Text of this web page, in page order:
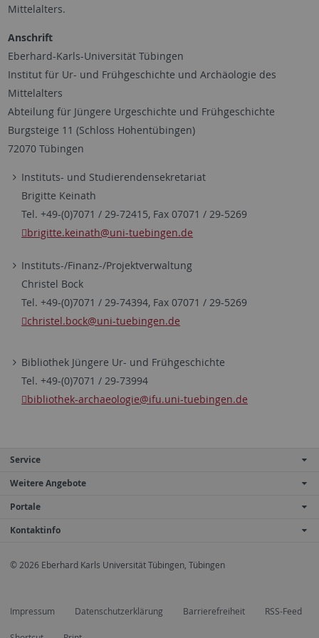
Mittelalters.
Anschrift
Eberhard-Karls-Universität Tübingen
Institut für Ur- und Frühgeschichte und Archäologie des
Mittelalters
Abteilung für Jüngere Urgeschichte und Frühgeschichte
Burgsteige 11 (Schloss Hohentübingen)
72070 Tübingen
Instituts- und Studierendensekretariat
Brigitte Keinath
Tel. +49-(0)7071 / 29-72415, Fax 07071 / 29-5269
brigitte.keinath@uni-tuebingen.de
Instituts-/Finanz-/Projektverwaltung
Christel Bock
Tel. +49-(0)7071 / 29-74394, Fax 07071 / 29-5269
christel.bock@uni-tuebingen.de
Bibliothek Jüngere Ur- und Frühgeschichte
Tel. +49-(0)7071 / 29-73994
bibliothek-archaeologie@ifu.uni-tuebingen.de
Service
Weitere Angebote
Portale
Kontaktinfo
© 2026 Eberhard Karls Universität Tübingen, Tübingen
Impressum Datenschutzerklärung Barrierefreiheit RSS-Feed